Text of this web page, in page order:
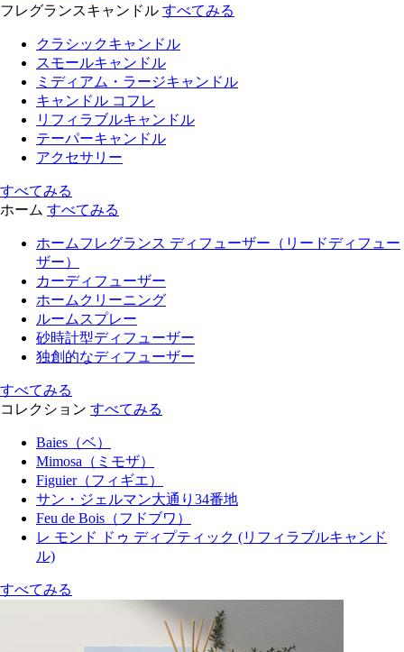
フレグランスキャンドル すべてみる
クラシックキャンドル
スモールキャンドル
ミディアム・ラージキャンドル
キャンドル コフレ
リフィラブルキャンドル
テーパーキャンドル
アクセサリー
すべてみる
ホーム すべてみる
ホームフレグランス ディフューザー（リードディフュー
ザー）
カーディフューザー
ホームクリーニング
ルームスプレー
砂時計型ディフューザー
独創的なディフューザー
すべてみる
コレクション すべてみる
Baies（ベ）
Mimosa（ミモザ）
Figuier（フィギエ）
サン・ジェルマン大通り34番地
Feu de Bois（フドブワ）
レ モンド ドゥ ディプティック (リフィラブルキャンド
ル)
すべてみる